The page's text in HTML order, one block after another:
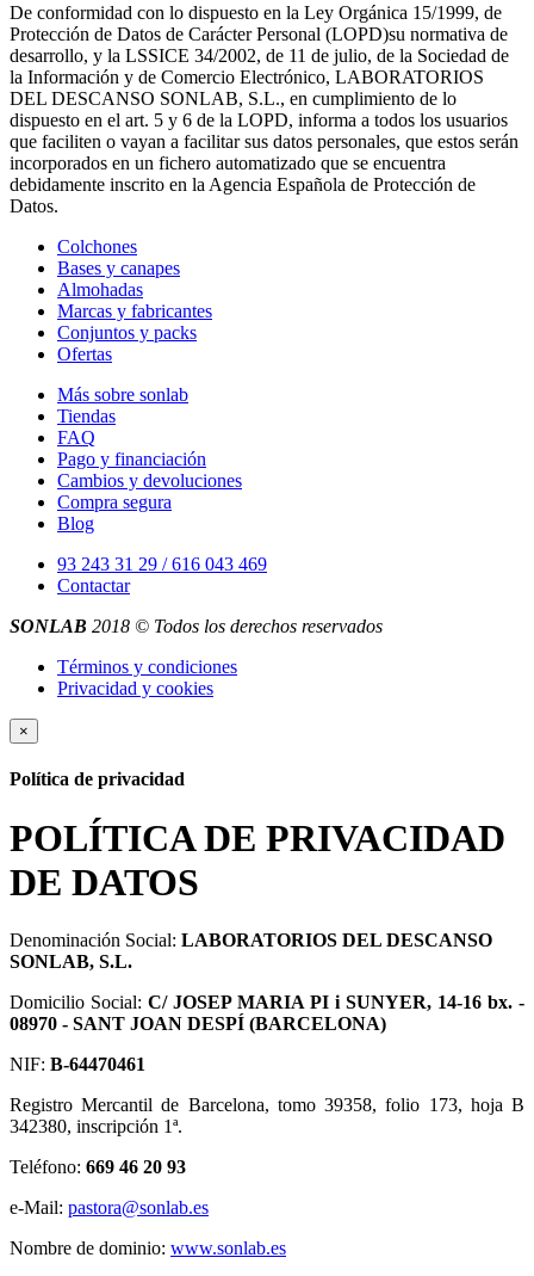
De conformidad con lo dispuesto en la Ley Orgánica 15/1999, de
Protección de Datos de Carácter Personal (LOPD)su normativa de
desarrollo, y la LSSICE 34/2002, de 11 de julio, de la Sociedad de
la Información y de Comercio Electrónico, LABORATORIOS
DEL DESCANSO SONLAB, S.L., en cumplimiento de lo
dispuesto en el art. 5 y 6 de la LOPD, informa a todos los usuarios
que faciliten o vayan a facilitar sus datos personales, que estos serán
incorporados en un fichero automatizado que se encuentra
debidamente inscrito en la Agencia Española de Protección de
Datos.
Colchones
Bases y canapes
Almohadas
Marcas y fabricantes
Conjuntos y packs
Ofertas
Más sobre sonlab
Tiendas
FAQ
Pago y financiación
Cambios y devoluciones
Compra segura
Blog
93 243 31 29 / 616 043 469
Contactar
SONLAB 2018 © Todos los derechos reservados
Términos y condiciones
Privacidad y cookies
×
Política de privacidad
POLÍTICA DE PRIVACIDAD
DE DATOS
Denominación Social: LABORATORIOS DEL DESCANSO
SONLAB, S.L.
Domicilio Social: C/ JOSEP MARIA PI i SUNYER, 14-16 bx. -
08970 - SANT JOAN DESPÍ (BARCELONA)
NIF: B-64470461
Registro Mercantil de Barcelona, tomo 39358, folio 173, hoja B
342380, inscripción 1ª.
Teléfono: 669 46 20 93
e-Mail: pastora@sonlab.es
Nombre de dominio: www.sonlab.es